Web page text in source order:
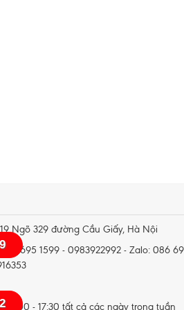
Ngõ 329 đường Cầu Giấy, Hà Nội
695 1599 - 0983922992 - Zalo: 086
8:00 - 17:30 tất cả các ngày trong tuần